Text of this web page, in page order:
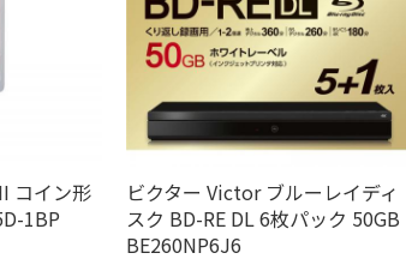
コイン形
1BP
ビクター Victor ブルーレイディ
スク BD-RE DL 6枚パック 50GB
BE260NP6J6
む